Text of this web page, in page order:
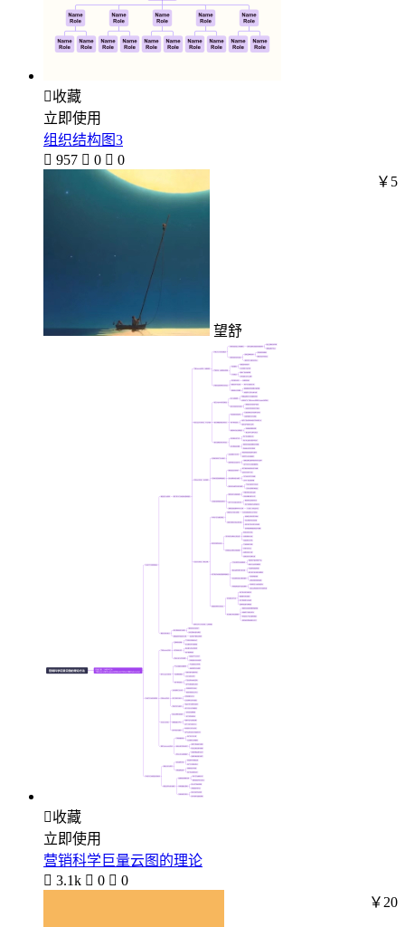
收藏
立即使用
组织结构图3
 957  0  0
望舒
￥5
收藏
立即使用
营销科学巨量云图的理论
 3.1k  0  0
￥20